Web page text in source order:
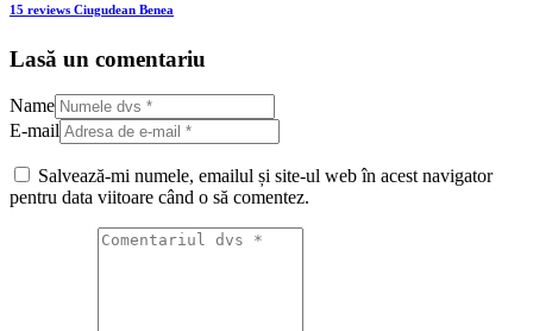
15 reviews Ciugudean Benea
Lasă un comentariu
Name
E-mail
Salvează-mi numele, emailul și site-ul web în acest navigator
pentru data viitoare când o să comentez.